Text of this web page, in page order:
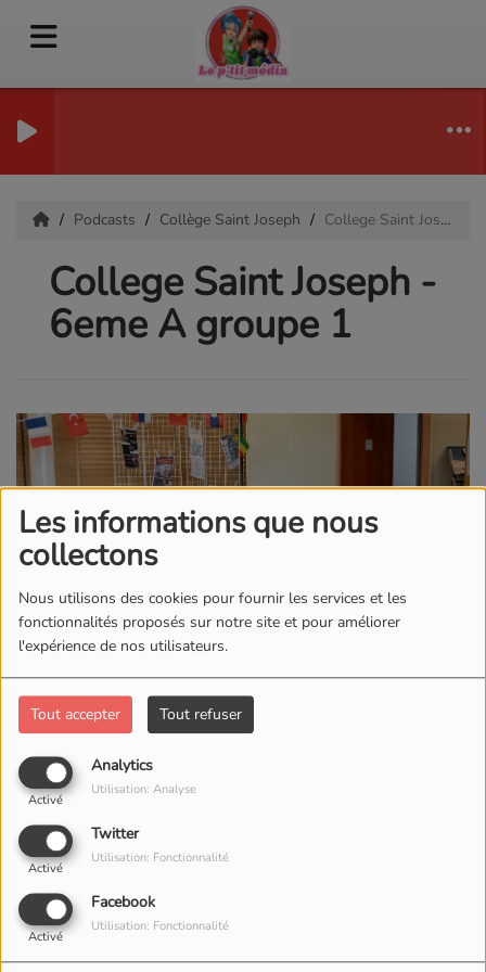
Les informations que nous
collectons
Nous utilisons des cookies pour fournir les services et les
fonctionnalités proposés sur notre site et pour améliorer
l'expérience de nos utilisateurs.
Tout accepter Tout refuser
Analytics
Activé
Utilisation: Analyse
Twitter
Activé
Utilisation: Fonctionnalité
Facebook
Activé
Utilisation: Fonctionnalité
Podcasts Collège Saint Joseph College Saint Joseph - 6eme A groupe 1
College Saint Joseph -
6eme A groupe 1
23 JUIN 2026 - 763 VUES
ÉCOUTER LE PODCAST
Bonjour à toutes et à tous !
Dans ce nouveau podcast du P'tit Média, découvrez une
émission réalisée par les 6emes A du collège Saint
Joseph.
Au programme : des interviews menées par Océane,